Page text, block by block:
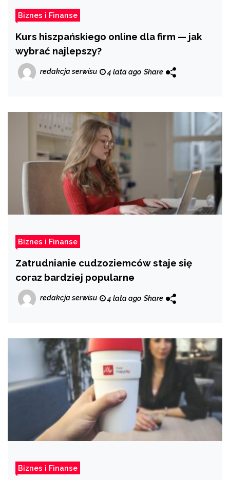
Biznes i Finanse
Kurs hiszpańskiego online dla firm — jak
wybrać najlepszy?
redakcja serwisu 4 lata ago Share
Biznes i Finanse
Zatrudnianie cudzoziemców staje się
coraz bardziej popularne
redakcja serwisu 4 lata ago Share
Biznes i Finanse